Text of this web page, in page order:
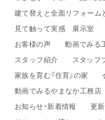
建て替えと全面リフォーム
見て触って実感 展示室
お客様の声
動画でみる
スタッフ紹介
スタッフ
家族を育む『住育』の家
動画でみるやまなか工務店
お知らせ・新着情報
更